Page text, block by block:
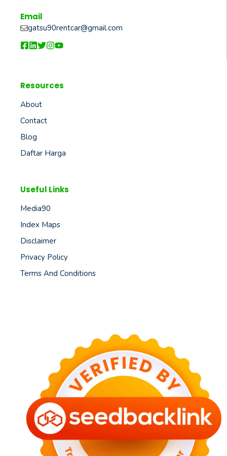
Email
gatsu90rentcar@gmail.com
Resources
About
Contact
Blog
Daftar Harga
Useful Links
Media90
Index Maps
Disclaimer
Privacy Policy
Terms And Conditions